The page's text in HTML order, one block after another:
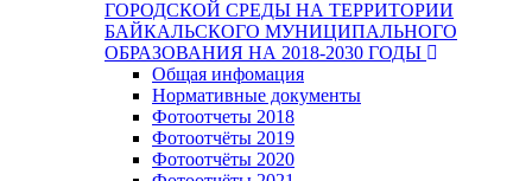
ГОРОДСКОЙ СРЕДЫ НА ТЕРРИТОРИИ
БАЙКАЛЬСКОГО МУНИЦИПАЛЬНОГО
ОБРАЗОВАНИЯ НА 2018-2030 ГОДЫ
Общая инфомация
Нормативные документы
Фотоотчеты 2018
Фотоотчёты 2019
Фотоотчёты 2020